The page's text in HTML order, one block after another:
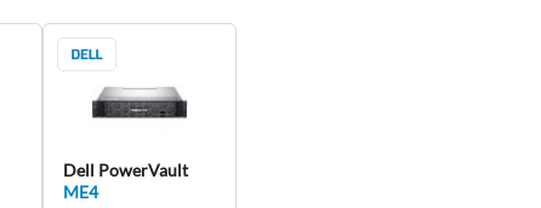
Dell PowerVault
ME4